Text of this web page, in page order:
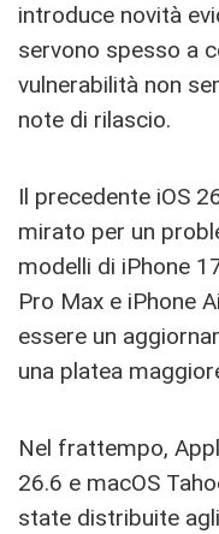
introduce novità
servono spesso a
vulnerabilità non
note di rilascio.
Il precedente iOS
mirato per un
modelli di iPhone
Pro Max e iPhone
essere un
una platea
Nel frattempo,
26.6 e macOS
state distribuite